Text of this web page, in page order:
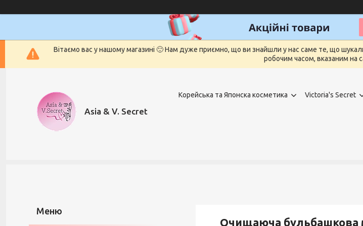
Вітаємо вас у нашому магазині 🙂 Нам дуже приємно, що ви знайшли у нас саме те, що
робочим часом, вказаним на
Asia & V. Secret
Корейська та Японска косметика Victoria's Secret
Очищаюча бульбашкова